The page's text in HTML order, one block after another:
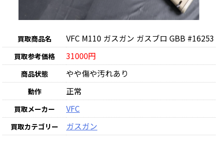
買取商品名 VFC M110 ガスガン ガスブロ GBB #16253
買取参考価格 31000円
商品状態 やや傷や汚れあり
動作 正常
買取メーカー VFC
買取カテゴリー ガスガン